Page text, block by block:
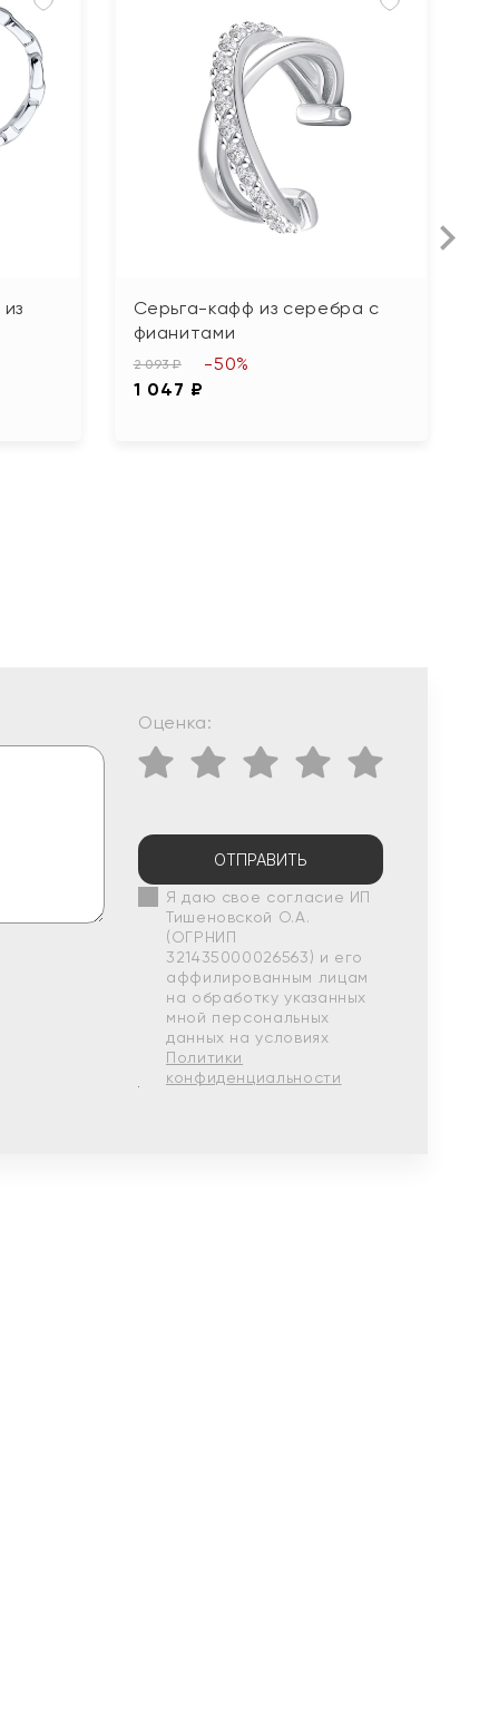
Серьга-кафф из серебра с
фианитами
2 093 ₽
1 047 ₽
-50%
Оценка:
ОТПРАВИТЬ
Я даю свое согласие ИП
Тишеновской О.А.
(ОГРНИП
321435000026563) и его
аффилированным лицам
на обработку указанных
мной персональных
данных на условиях
Политики
конфиденциальности